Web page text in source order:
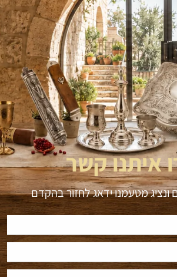
איתנו קשר
ונציג מטעמנו ידאג לחזור בהקדם